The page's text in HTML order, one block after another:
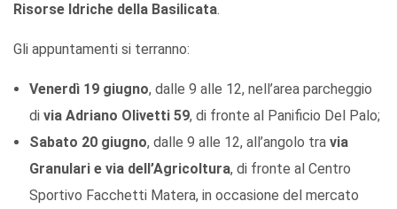
Risorse Idriche della Basilicata.
Gli appuntamenti si terranno:
Venerdì 19 giugno, dalle 9 alle 12, nell’area parcheggio
di via Adriano Olivetti 59, di fronte al Panificio Del Palo;
Sabato 20 giugno, dalle 9 alle 12, all’angolo tra via
Granulari e via dell’Agricoltura, di fronte al Centro
Sportivo Facchetti Matera, in occasione del mercato